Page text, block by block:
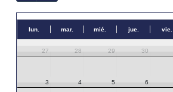
lun. mar. mié. jue. vie.
27 28 29 30
3 4 5 6